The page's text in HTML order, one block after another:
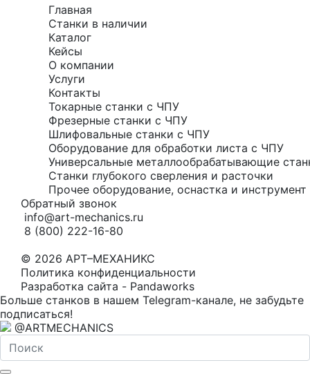
Главная
Станки в наличии
Каталог
Кейсы
О компании
Услуги
Контакты
Токарные станки с ЧПУ
Фрезерные станки с ЧПУ
Шлифовальные станки с ЧПУ
Оборудование для обработки листа с ЧПУ
Универсальные металлообрабатывающие
Станки глубокого сверления и расточки
Прочее оборудование, оснастка и
Обратный звонок
info@art-mechanics.ru
8 (800) 222-16-80
© 2026 АРТ–МЕХАНИКС
Политика конфиденциальности
Разработка сайта - Pandaworks
Больше станков в нашем Telegram-канале, не забудьте
подписаться!
@ARTMECHANICS